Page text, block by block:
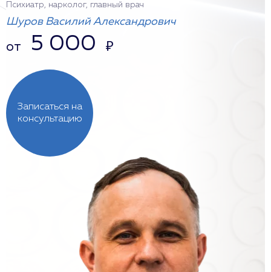
Записаться на
консультацию
Психиатр, нарколог, главный врач
Шуров Василий Александрович
от 5 000 ₽